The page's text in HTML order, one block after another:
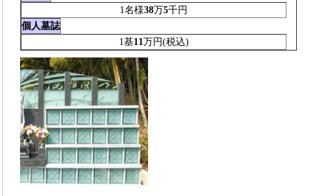
1名様38万5千円
個人墓誌
1基11万円(税込)